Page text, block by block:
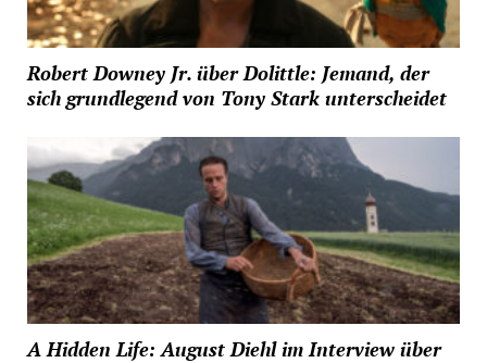
Robert Downey Jr. über Dolittle: Jemand, der
sich grundlegend von Tony Stark unterscheidet
A Hidden Life: August Diehl im Interview über